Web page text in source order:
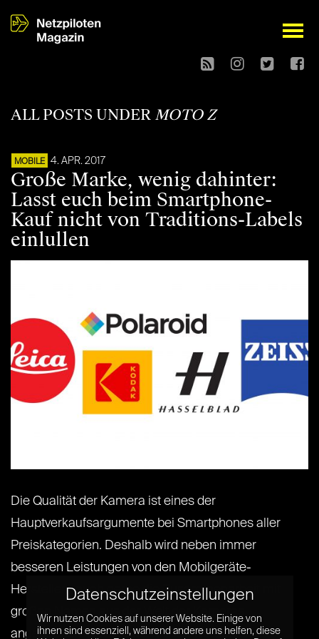
open
ALL POSTS UNDER MOTO Z
MOBILE 4. APR. 2017
Große Marke, wenig dahinter:
Lasst euch beim Smartphone-
Kauf nicht von Traditions-Labels
einlullen
Die Qualität der Kamera ist eines der
Hauptverkaufsargumente bei Smartphones aller
Preiskategorien. Deshalb wird neben immer
besseren Leistungen von den Mobilgeräte-
Herstellern auch gerne die Zusammenarbeit mit
großen Namen aus der Welt der Kameras
angepriesen. In manchen Fällen werden Geräte
Datenschutzeinstellungen
Wir nutzen Cookies auf unserer Website. Einige von
ihnen sind essenziell, während andere uns helfen, diese